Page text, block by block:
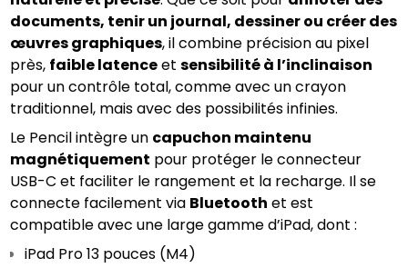
documents, tenir un journal, dessiner ou créer des
œuvres graphiques, il combine précision au pixel
près, faible latence et sensibilité à l’inclinaison
pour un contrôle total, comme avec un crayon
traditionnel, mais avec des possibilités infinies.
Le Pencil intègre un capuchon maintenu
magnétiquement pour protéger le connecteur
USB-C et faciliter le rangement et la recharge. Il se
connecte facilement via Bluetooth et est
compatible avec une large gamme d’iPad, dont :
iPad Pro 13 pouces (M4)